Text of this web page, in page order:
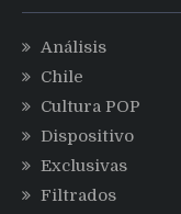
Análisis
Chile
Cultura POP
Dispositivo
Exclusivas
Filtrados